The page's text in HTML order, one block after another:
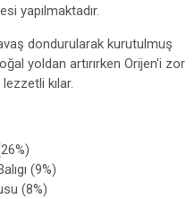
yapılmaktadır.
dondurularak kurutulmuş
yoldan artırırken Orijen'i zor
kılar.
(9%)
(8%)